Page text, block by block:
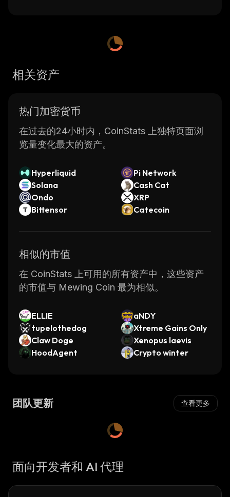
相关资产
热门加密货币
在过去的24小时内，CoinStats 上独特页面浏
览量变化最大的资产。
Hyperliquid
Pi Network
Solana
Cash Cat
Ondo
XRP
Bittensor
Catecoin
相似的市值
在 CoinStats 上可用的所有资产中，这些资产
的市值与 Mewing Coin 最为相似。
ELLIE
aNDY
tupelothedog
Xtreme Gains Only
Claw Doge
Xenopus laevis
HoodAgent
Crypto winter
团队更新 查看更多
面向开发者和 AI 代理